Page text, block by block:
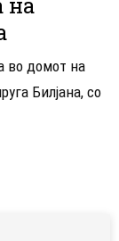
во домот на
Билјана, со